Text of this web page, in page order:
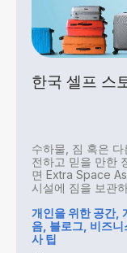
한국 셀프 스
수하물, 짐 혹은
전하고 믿을 만한
면 Extra Space
시설에 짐을 보관
개인을 위한 공간,
음, 블로그, 비즈
사 팁